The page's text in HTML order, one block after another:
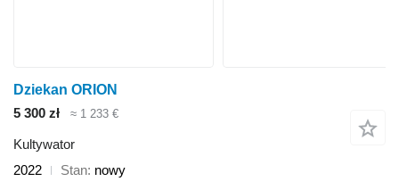
Dziekan ORION
5 300 zł
≈ 1 233 €
Kultywator
2022
Stan nowy